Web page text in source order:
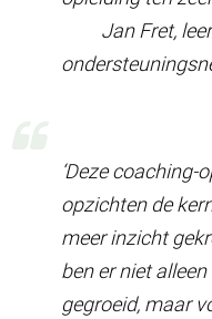
Jan Fret,
‘Deze coaching-
opzichten de
meer inzicht
ben er niet
gegroeid, maar